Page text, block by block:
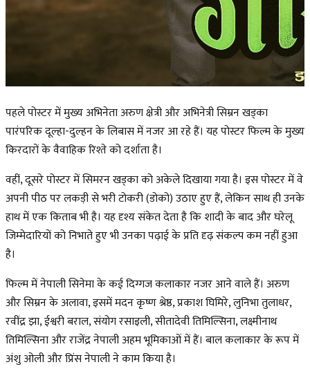
पहले पोस्टर में मुख्य अभिनेता अरुण क्षेत्री और अभिनेत्री सिम्रन खड्का
पारंपरिक दूल्हा-दुल्हन के लिबास में नजर आ रहे हैं। यह पोस्टर फिल्म के मुख्य
किरदारों के वैवाहिक रिश्ते को दर्शाता है।
वहीं, दूसरे पोस्टर में सिमरन खड्का को अकेले दिखाया गया है। इस पोस्टर में वे
अपनी पीठ पर लकड़ी से भरी टोकरी (डोको) उठाए हुए हैं, लेकिन साथ ही उनके
हाथ में एक किताब भी है। यह दृश्य संकेत देता है कि शादी के बाद और घरेलू
जिम्मेदारियों को निभाते हुए भी उनका पढ़ाई के प्रति दृढ़ संकल्प कम नहीं हुआ
है।
फिल्म में नेपाली सिनेमा के कई दिग्गज कलाकार नजर आने वाले हैं। अरुण
और सिम्रन के अलावा, इसमें मदन कृष्ण श्रेष्ठ, प्रकाश घिमिरे, लुनिभा तुलाधर,
रवींद्र झा, ईश्वरी बराल, संयोग रसाइली, सीतादेवी तिमिल्सिना, लक्ष्मीनाथ
तिमिल्सिना और राजेंद्र नेपाली अहम भूमिकाओं में हैं। बाल कलाकार के रूप में
अंशु ओली और प्रिंस नेपाली ने काम किया है।